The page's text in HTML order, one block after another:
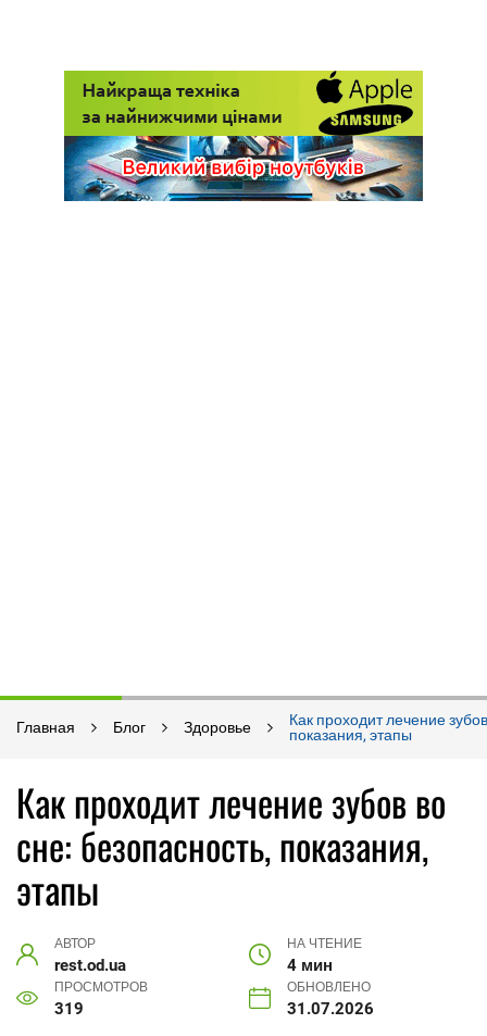
Главная Блог Здоровье
Как проходит лечение
показания, этапы
Как проходит лечение зубов во
сне: безопасность, показания,
этапы
АВТОР
rest.od.ua
НА ЧТЕНИЕ
4 мин
ПРОСМОТРОВ
319
ОБНОВЛЕНО
31.07.2026